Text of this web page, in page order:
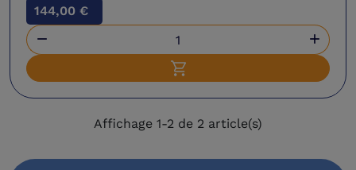
144,00 €
 
Ajouter au panier
Affichage 1-2 de 2 article(s)